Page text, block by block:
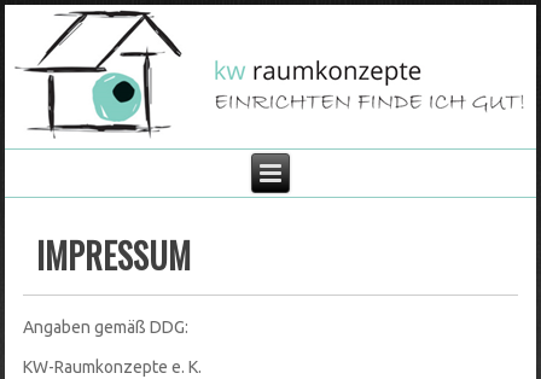
IMPRESSUM
Angaben gemäß DDG:
KW-Raumkonzepte e. K.